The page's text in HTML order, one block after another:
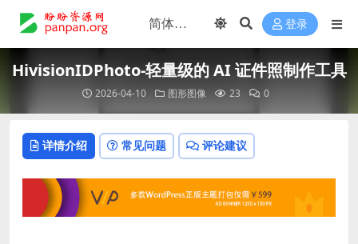
登录
HivisionIDPhoto-轻量级的 AI 证件照制作工具
2026-04-10 图形图像 23 0
详情介绍 常见问题 评论建议